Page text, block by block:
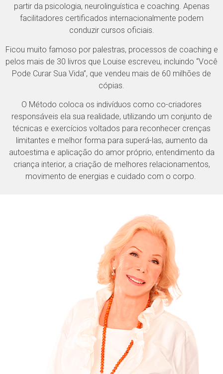
partir da psicologia, neurolinguística e coaching. Apenas
facilitadores certificados internacionalmente podem
conduzir cursos oficiais.
Ficou muito famoso por palestras, processos de coaching e
pelos mais de 30 livros que Louise escreveu, incluindo “Você
Pode Curar Sua Vida”, que vendeu mais de 60 milhões de
cópias.
O Método coloca os indivíduos como co-criadores
responsáveis ela sua realidade, utilizando um conjunto de
técnicas e exercícios voltados para reconhecer crenças
limitantes e melhor forma para superá-las, aumento da
autoestima e aplicação do amor próprio, entendimento da
criança interior, a criação de melhores relacionamentos,
movimento de energias e cuidado com o corpo.